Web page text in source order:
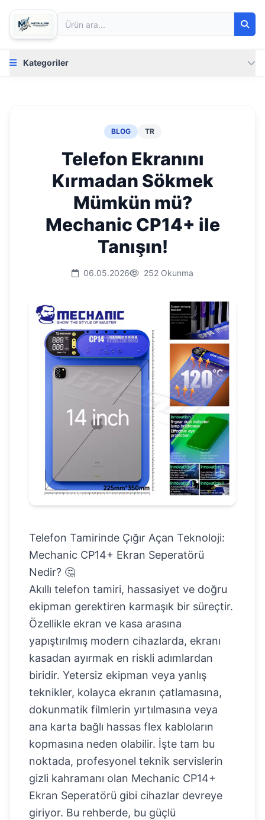
Kategoriler
BLOG TR
Telefon Ekranını
Kırmadan Sökmek
Mümkün mü?
Mechanic CP14+ ile
Tanışın!
06.05.2026 252 Okunma
Telefon Tamirinde Çığır Açan Teknoloji:
Mechanic CP14+ Ekran Seperatörü
Nedir? 🤔
Akıllı telefon tamiri, hassasiyet ve doğru
ekipman gerektiren karmaşık bir süreçtir.
Özellikle ekran ve kasa arasına
yapıştırılmış modern cihazlarda, ekranı
kasadan ayırmak en riskli adımlardan
biridir. Yetersiz ekipman veya yanlış
teknikler, kolayca ekranın çatlamasına,
dokunmatik filmlerin yırtılmasına veya
ana karta bağlı hassas flex kabloların
kopmasına neden olabilir. İşte tam bu
noktada, profesyonel teknik servislerin
gizli kahramanı olan Mechanic CP14+
Ekran Seperatörü gibi cihazlar devreye
giriyor. Bu rehberde, bu güçlü